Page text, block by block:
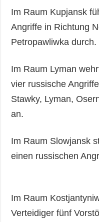
Im Raum Kupjansk
Angriffe in Richtung
Petropawliwka
Im Raum Lyman
vier russische
Stawky, Lyman,
an.
Im Raum Slowjansk
einen russischen
Im Raum
Verteidiger fünf